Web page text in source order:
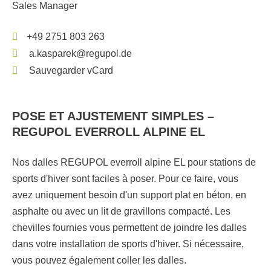
Sales Manager
+49 2751 803 263
a.kasparek@regupol.de
Sauvegarder vCard
POSE ET AJUSTEMENT SIMPLES –
REGUPOL EVERROLL ALPINE EL
Nos dalles REGUPOL everroll alpine EL pour stations de
sports d'hiver sont faciles à poser. Pour ce faire, vous
avez uniquement besoin d'un support plat en béton, en
asphalte ou avec un lit de gravillons compacté. Les
chevilles fournies vous permettent de joindre les dalles
dans votre installation de sports d'hiver. Si nécessaire,
vous pouvez également coller les dalles.